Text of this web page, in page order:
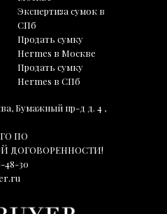
Экспертиза сумок в
СПб
Продать сумку
Hermes в Москве
Продать сумку
Hermes в СПб
Бумажный пр-д д. 4 ,
ПО
ДОГОВОРЕННОСТИ!
48-30